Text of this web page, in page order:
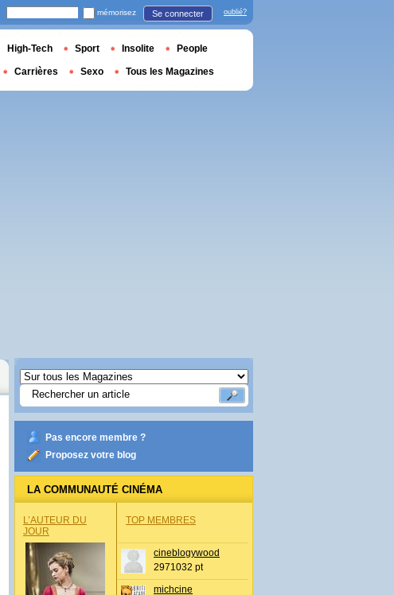
Pas encore membre ?
Proposez votre blog
LA COMMUNAUTÉ CINÉMA
L’AUTEUR DU
JOUR
TOP MEMBRES
cineblogywood
2971032 pt
michcine
mémorisez Se connecter oublié?
High-Tech Sport Insolite People
Carrières Sexo Tous les Magazines